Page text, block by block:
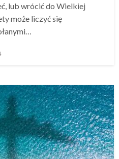
lub wrócić do Wielkiej
może liczyć się